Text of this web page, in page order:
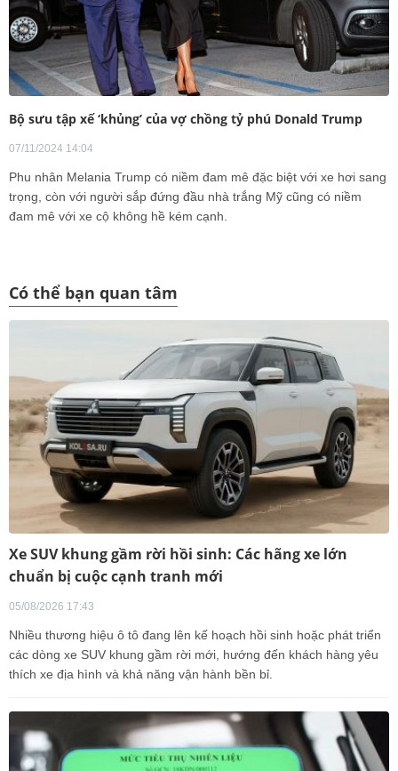
Bộ sưu tập xế ‘khủng’ của vợ chồng tỷ phú Donald Trump
07/11/2024 14:04
Phu nhân Melania Trump có niềm đam mê đặc biệt với xe hơi sang
trọng, còn với người sắp đứng đầu nhà trắng Mỹ cũng có niềm
đam mê với xe cộ không hề kém cạnh.
Có thể bạn quan tâm
Xe SUV khung gầm rời hồi sinh: Các hãng xe lớn
chuẩn bị cuộc cạnh tranh mới
05/08/2026 17:43
Nhiều thương hiệu ô tô đang lên kế hoạch hồi sinh hoặc phát triển
các dòng xe SUV khung gầm rời mới, hướng đến khách hàng yêu
thích xe địa hình và khả năng vận hành bền bỉ.